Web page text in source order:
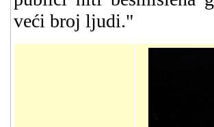
veći broj ljudi."